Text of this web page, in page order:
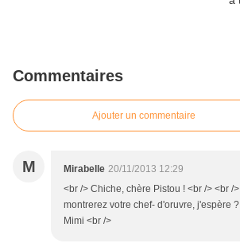
Commentaires
Ajouter un commentaire
M Mirabelle 20/11/2013 12:29
<br /> Chiche, chère Pistou ! <br /> <br /
montrerez votre chef- d'oruvre, j'espère
Mimi <br />